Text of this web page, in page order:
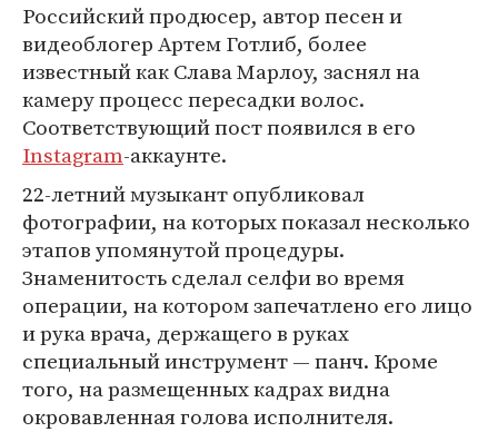
Российский продюсер, автор песен и
видеоблогер Артем Готлиб, более
известный как Слава Марлоу, заснял на
камеру процесс пересадки волос.
Соответствующий пост появился в его
Instagram-аккаунте.
22-летний музыкант опубликовал
фотографии, на которых показал несколько
этапов упомянутой процедуры.
Знаменитость сделал селфи во время
операции, на котором запечатлено его лицо
и рука врача, держащего в руках
специальный инструмент — панч. Кроме
того, на размещенных кадрах видна
окровавленная голова исполнителя.